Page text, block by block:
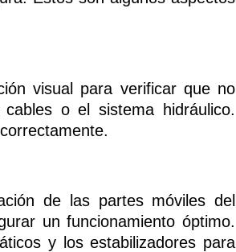
visual para verificar que no
o el sistema hidráulico.
de las partes móviles del
un funcionamiento óptimo.
y los estabilizadores para